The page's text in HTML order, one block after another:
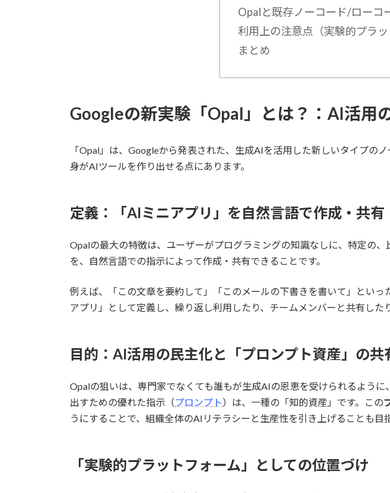
Opalと既存ノーコード/ローコ
利用上の注意点（実験的プラッ
まとめ
Googleの新実験「Opal」とは？：AI活用
「Opal」は、Googleから発表された、生成AIを活用した新しいタイプの
身がAIツールを作り出せる点にあります。
定義：「AIミニアプリ」を自然言語で作成・共有
Opalの最大の特徴は、ユーザーがプログラミングの知識なしに、特定の
を、自然言語での指示によって作成・共有できることです。
例えば、「この文章を要約して」「このメールの下書きを書いて」とい
アプリ」として定義し、繰り返し利用したり、チームメンバーと共有した
目的：AI活用の民主化と「プロンプト資産」の共
Opalの狙いは、専門家でなくても誰もが生成AIの恩恵を受けられるように、
出すための優れた指示（プロンプト）は、一種の「知的資産」です。この
うにすることで、組織全体のAIリテラシーと生産性を引き上げることも目
「実験的プラットフォーム」としての位置づけ